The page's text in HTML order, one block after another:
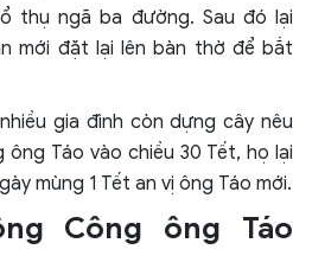
thụ ngã ba đường. Sau đó lại
mới đặt lại lên bàn thờ để bắt
gia đình còn dựng cây nêu
Táo vào chiều 30 Tết, họ lại
mùng 1 Tết an vị ông Táo mới.
Công ông Táo